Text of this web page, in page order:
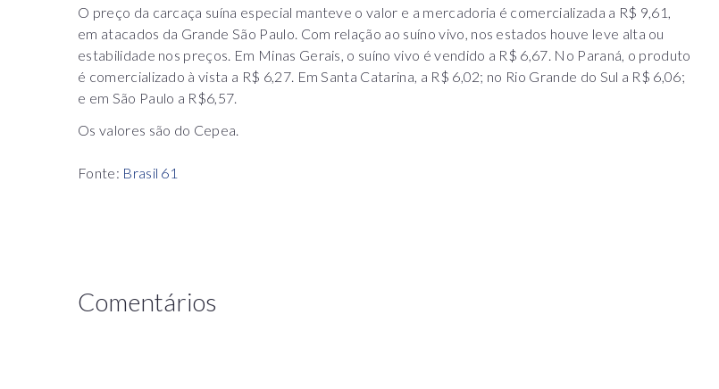
O preço da carcaça suína especial manteve o valor e a mercadoria é comercializada a R$ 9,61,
em atacados da Grande São Paulo. Com relação ao suíno vivo, nos estados houve leve alta ou
estabilidade nos preços. Em Minas Gerais, o suíno vivo é vendido a R$ 6,67. No Paraná, o produto
é comercializado à vista a R$ 6,27. Em Santa Catarina, a R$ 6,02; no Rio Grande do Sul a R$ 6,06;
e em São Paulo a R$6,57.
Os valores são do Cepea.
Fonte: Brasil 61
Comentários